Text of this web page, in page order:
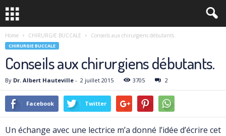
Home CHIRURGIE BUCCALE Conseils aux chirurgiens débutants.
CHIRURGIE BUCCALE
Conseils aux chirurgiens débutants.
By Dr. Albert Hauteville - 2 juillet 2015 3705 2
Facebook Twitter
Un échange avec une lectrice m’a donné l’idée d’écrire cet